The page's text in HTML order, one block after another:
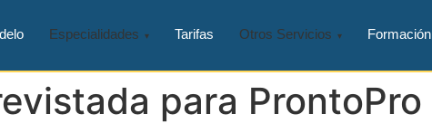
Especialidades Tarifas Otros Servicios Formación
para ProntoPro